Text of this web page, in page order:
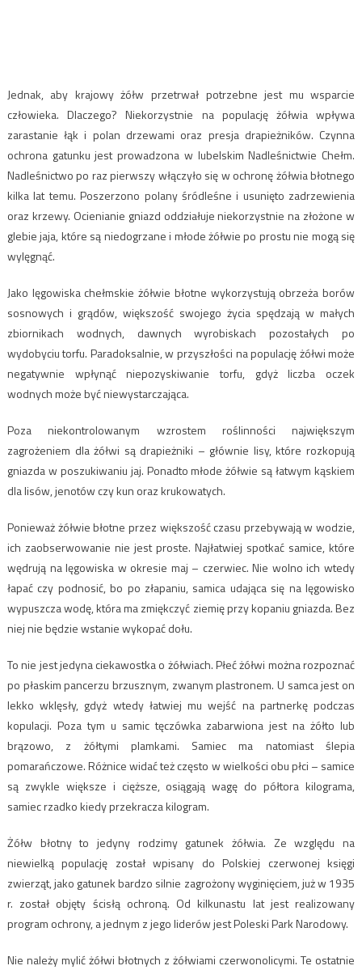
Jednak, aby krajowy żółw przetrwał potrzebne jest mu wsparcie
człowieka. Dlaczego? Niekorzystnie na populację żółwia wpływa
zarastanie łąk i polan drzewami oraz presja drapieżników. Czynna
ochrona gatunku jest prowadzona w lubelskim Nadleśnictwie Chełm.
Nadleśnictwo po raz pierwszy włączyło się w ochronę żółwia błotnego
kilka lat temu. Poszerzono polany śródleśne i usunięto zadrzewienia
oraz krzewy. Ocienianie gniazd oddziałuje niekorzystnie na złożone w
glebie jaja, które są niedogrzane i młode żółwie po prostu nie mogą się
wylęgnąć.
Jako lęgowiska chełmskie żółwie błotne wykorzystują obrzeża borów
sosnowych i grądów, większość swojego życia spędzają w małych
zbiornikach wodnych, dawnych wyrobiskach pozostałych po
wydobyciu torfu. Paradoksalnie, w przyszłości na populację żółwi może
negatywnie wpłynąć niepozyskiwanie torfu, gdyż liczba oczek
wodnych może być niewystarczająca.
Poza niekontrolowanym wzrostem roślinności największym
zagrożeniem dla żółwi są drapieżniki – głównie lisy, które rozkopują
gniazda w poszukiwaniu jaj. Ponadto młode żółwie są łatwym kąskiem
dla lisów, jenotów czy kun oraz krukowatych.
Ponieważ żółwie błotne przez większość czasu przebywają w wodzie,
ich zaobserwowanie nie jest proste. Najłatwiej spotkać samice, które
wędrują na lęgowiska w okresie maj – czerwiec. Nie wolno ich wtedy
łapać czy podnosić, bo po złapaniu, samica udająca się na lęgowisko
wypuszcza wodę, która ma zmiękczyć ziemię przy kopaniu gniazda. Bez
niej nie będzie wstanie wykopać dołu.
To nie jest jedyna ciekawostka o żółwiach. Płeć żółwi można rozpoznać
po płaskim pancerzu brzusznym, zwanym plastronem. U samca jest on
lekko wklęsły, gdyż wtedy łatwiej mu wejść na partnerkę podczas
kopulacji. Poza tym u samic tęczówka zabarwiona jest na żółto lub
brązowo, z żółtymi plamkami. Samiec ma natomiast ślepia
pomarańczowe. Różnice widać też często w wielkości obu płci – samice
są zwykle większe i cięższe, osiągają wagę do półtora kilograma,
samiec rzadko kiedy przekracza kilogram.
Żółw błotny to jedyny rodzimy gatunek żółwia. Ze względu na
niewielką populację został wpisany do Polskiej czerwonej księgi
zwierząt, jako gatunek bardzo silnie zagrożony wyginięciem, już w 1935
r. został objęty ścisłą ochroną. Od kilkunastu lat jest realizowany
program ochrony, a jednym z jego liderów jest Poleski Park Narodowy.
Nie należy mylić żółwi błotnych z żółwiami czerwonolicymi. Te ostatnie